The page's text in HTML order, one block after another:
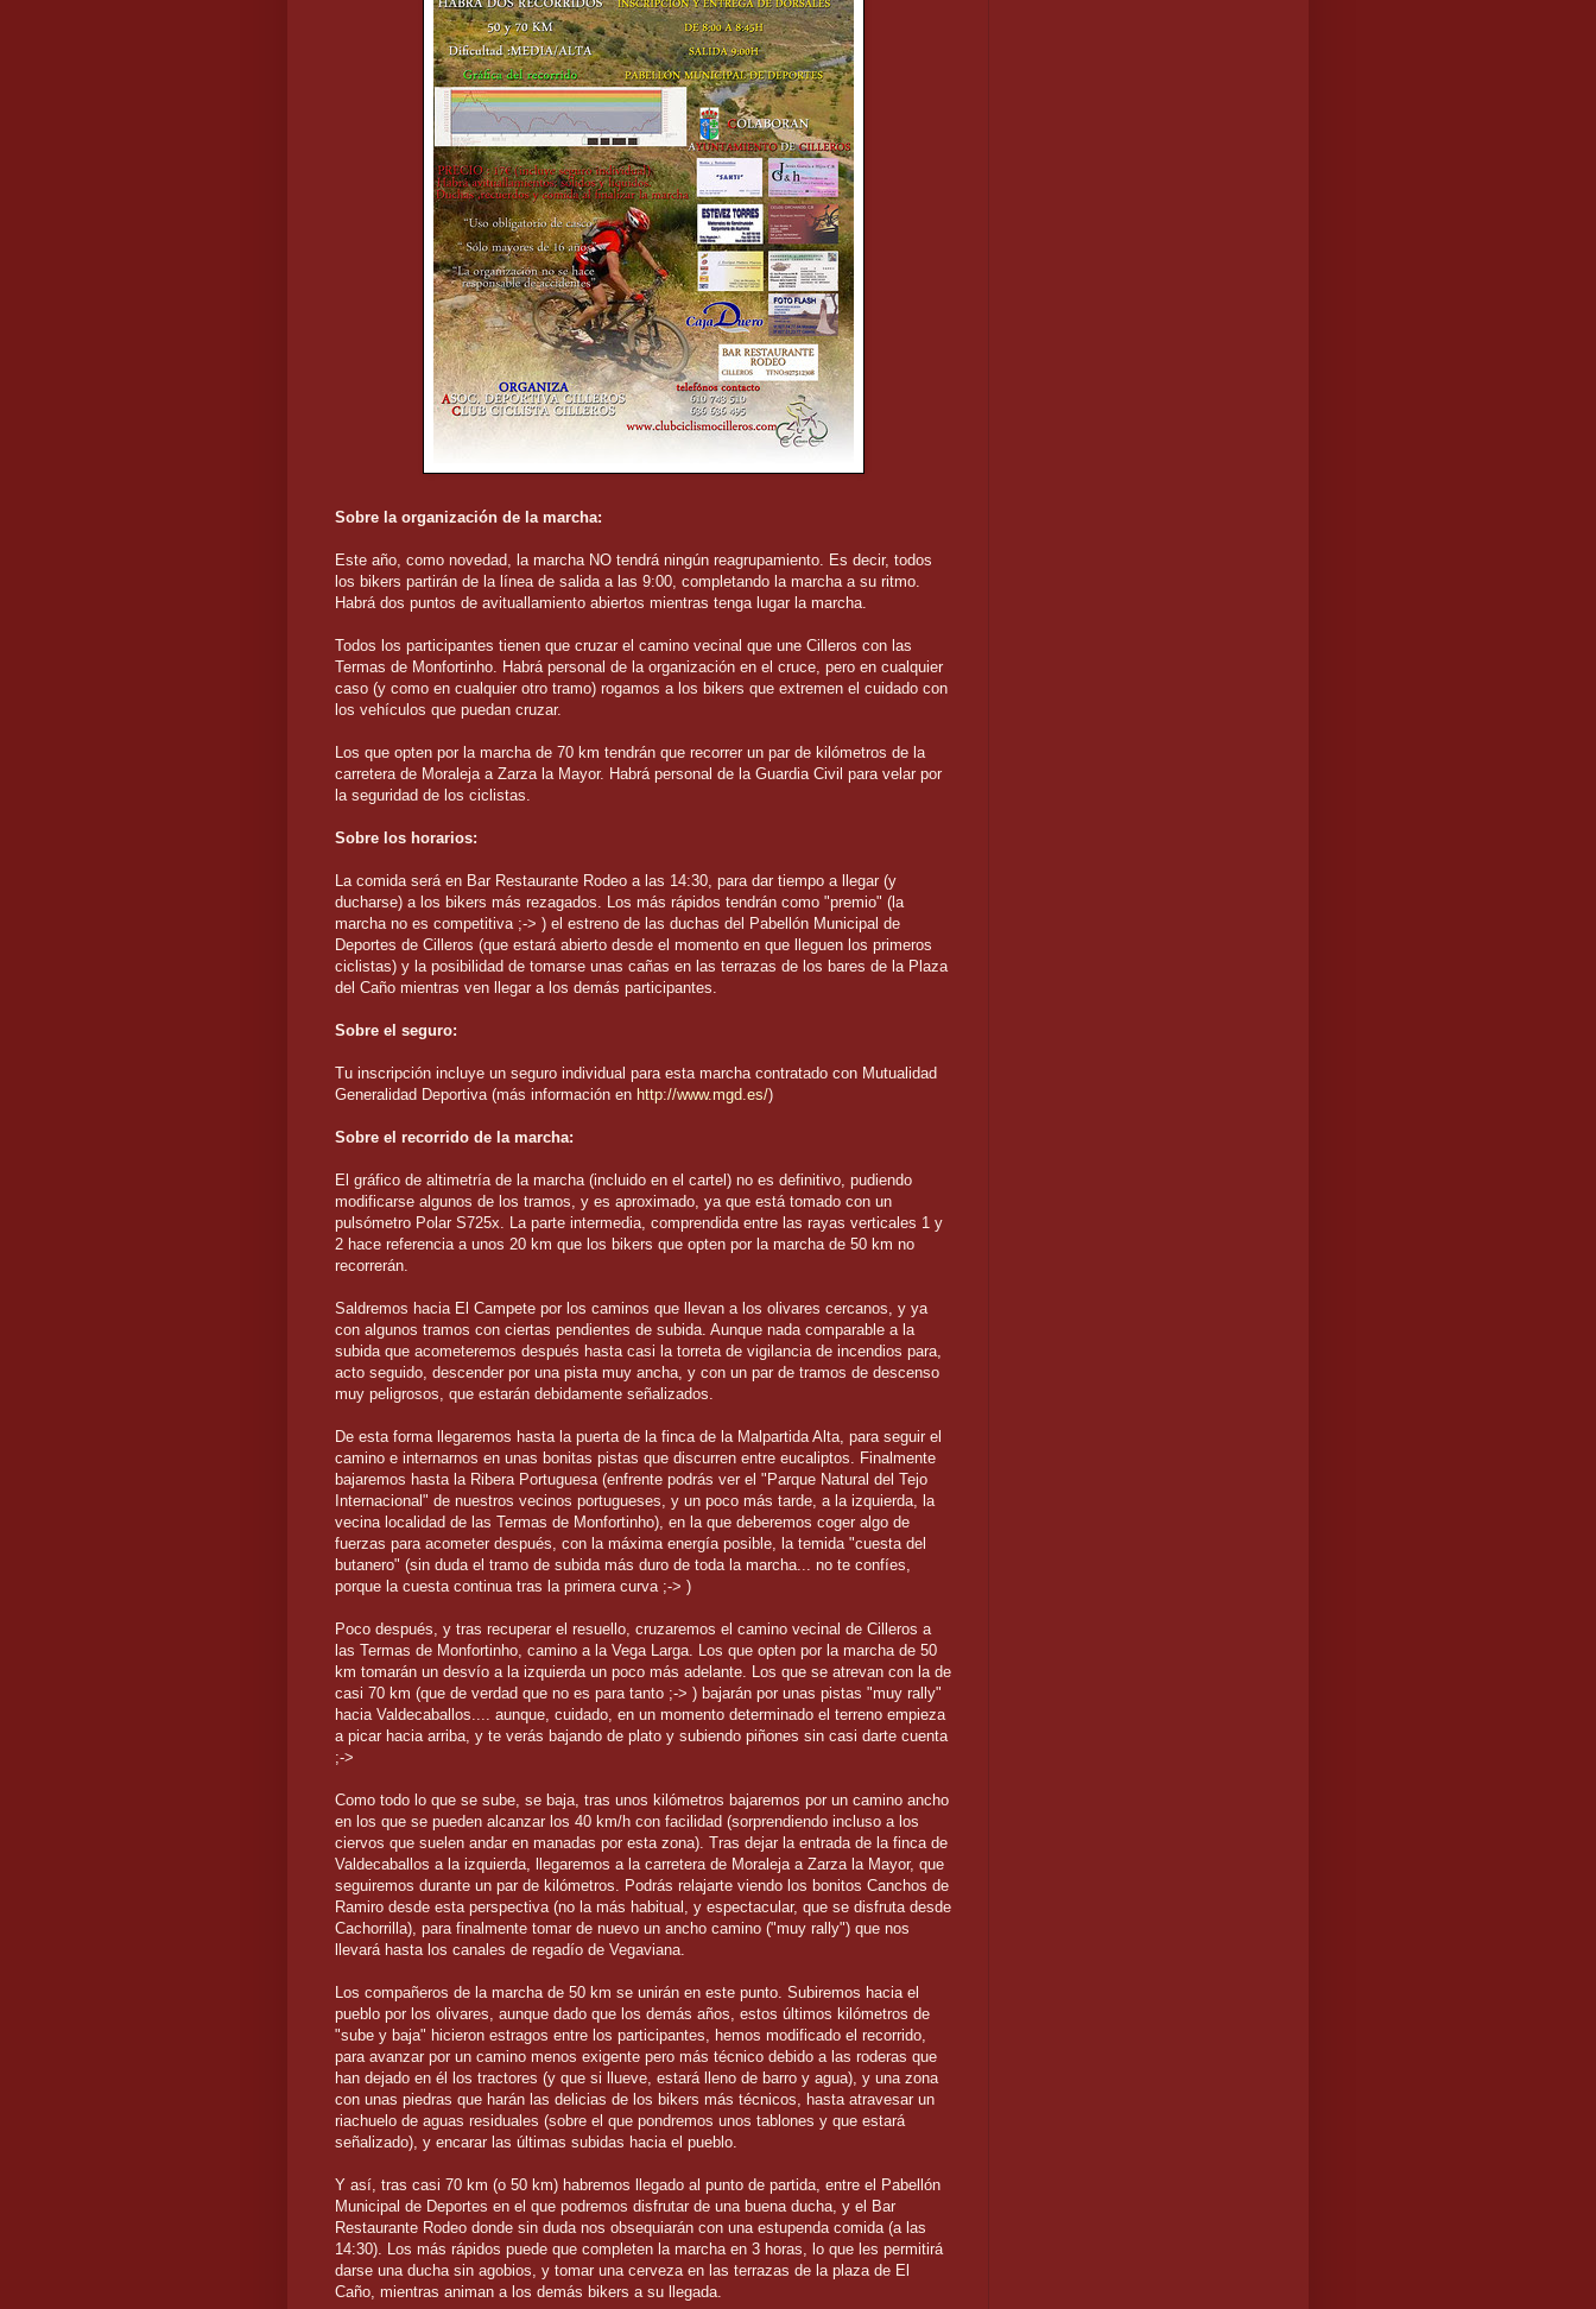
Sobre la organización de la marcha:
Este año, como novedad, la marcha NO tendrá ningún reagrupamiento. Es decir, todos
los bikers partirán de la línea de salida a las 9:00, completando la marcha a su ritmo.
Habrá dos puntos de avituallamiento abiertos mientras tenga lugar la marcha.
Todos los participantes tienen que cruzar el camino vecinal que une Cilleros con las
Termas de Monfortinho. Habrá personal de la organización en el cruce, pero en cualquier
caso (y como en cualquier otro tramo) rogamos a los bikers que extremen el cuidado con
los vehículos que puedan cruzar.
Los que opten por la marcha de 70 km tendrán que recorrer un par de kilómetros de la
carretera de Moraleja a Zarza la Mayor. Habrá personal de la Guardia Civil para velar por
la seguridad de los ciclistas.
Sobre los horarios:
La comida será en Bar Restaurante Rodeo a las 14:30, para dar tiempo a llegar (y
ducharse) a los bikers más rezagados. Los más rápidos tendrán como "premio" (la
marcha no es competitiva ;-> ) el estreno de las duchas del Pabellón Municipal de
Deportes de Cilleros (que estará abierto desde el momento en que lleguen los primeros
ciclistas) y la posibilidad de tomarse unas cañas en las terrazas de los bares de la Plaza
del Caño mientras ven llegar a los demás participantes.
Sobre el seguro:
Tu inscripción incluye un seguro individual para esta marcha contratado con Mutualidad
Generalidad Deportiva (más información en http://www.mgd.es/)
Sobre el recorrido de la marcha:
El gráfico de altimetría de la marcha (incluido en el cartel) no es definitivo, pudiendo
modificarse algunos de los tramos, y es aproximado, ya que está tomado con un
pulsómetro Polar S725x. La parte intermedia, comprendida entre las rayas verticales 1 y
2 hace referencia a unos 20 km que los bikers que opten por la marcha de 50 km no
recorrerán.
Saldremos hacia El Campete por los caminos que llevan a los olivares cercanos, y ya
con algunos tramos con ciertas pendientes de subida. Aunque nada comparable a la
subida que acometeremos después hasta casi la torreta de vigilancia de incendios para,
acto seguido, descender por una pista muy ancha, y con un par de tramos de descenso
muy peligrosos, que estarán debidamente señalizados.
De esta forma llegaremos hasta la puerta de la finca de la Malpartida Alta, para seguir el
camino e internarnos en unas bonitas pistas que discurren entre eucaliptos. Finalmente
bajaremos hasta la Ribera Portuguesa (enfrente podrás ver el "Parque Natural del Tejo
Internacional" de nuestros vecinos portugueses, y un poco más tarde, a la izquierda, la
vecina localidad de las Termas de Monfortinho), en la que deberemos coger algo de
fuerzas para acometer después, con la máxima energía posible, la temida "cuesta del
butanero" (sin duda el tramo de subida más duro de toda la marcha... no te confíes,
porque la cuesta continua tras la primera curva ;-> )
Poco después, y tras recuperar el resuello, cruzaremos el camino vecinal de Cilleros a
las Termas de Monfortinho, camino a la Vega Larga. Los que opten por la marcha de 50
km tomarán un desvío a la izquierda un poco más adelante. Los que se atrevan con la de
casi 70 km (que de verdad que no es para tanto ;-> ) bajarán por unas pistas "muy rally"
hacia Valdecaballos.... aunque, cuidado, en un momento determinado el terreno empieza
a picar hacia arriba, y te verás bajando de plato y subiendo piñones sin casi darte cuenta
;->
Como todo lo que se sube, se baja, tras unos kilómetros bajaremos por un camino ancho
en los que se pueden alcanzar los 40 km/h con facilidad (sorprendiendo incluso a los
ciervos que suelen andar en manadas por esta zona). Tras dejar la entrada de la finca de
Valdecaballos a la izquierda, llegaremos a la carretera de Moraleja a Zarza la Mayor, que
seguiremos durante un par de kilómetros. Podrás relajarte viendo los bonitos Canchos de
Ramiro desde esta perspectiva (no la más habitual, y espectacular, que se disfruta desde
Cachorrilla), para finalmente tomar de nuevo un ancho camino ("muy rally") que nos
llevará hasta los canales de regadío de Vegaviana.
Los compañeros de la marcha de 50 km se unirán en este punto. Subiremos hacia el
pueblo por los olivares, aunque dado que los demás años, estos últimos kilómetros de
"sube y baja" hicieron estragos entre los participantes, hemos modificado el recorrido,
para avanzar por un camino menos exigente pero más técnico debido a las roderas que
han dejado en él los tractores (y que si llueve, estará lleno de barro y agua), y una zona
con unas piedras que harán las delicias de los bikers más técnicos, hasta atravesar un
riachuelo de aguas residuales (sobre el que pondremos unos tablones y que estará
señalizado), y encarar las últimas subidas hacia el pueblo.
Y así, tras casi 70 km (o 50 km) habremos llegado al punto de partida, entre el Pabellón
Municipal de Deportes en el que podremos disfrutar de una buena ducha, y el Bar
Restaurante Rodeo donde sin duda nos obsequiarán con una estupenda comida (a las
14:30). Los más rápidos puede que completen la marcha en 3 horas, lo que les permitirá
darse una ducha sin agobios, y tomar una cerveza en las terrazas de la plaza de El
Caño, mientras animan a los demás bikers a su llegada.